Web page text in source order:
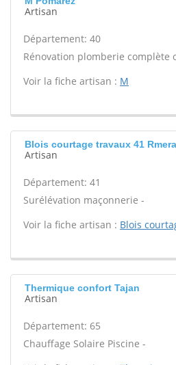
Artisan
Département: 40
Rénovation plomberie complète
Voir la fiche artisan : M
Blois courtage travaux 41
Artisan
Département: 41
Surélévation maçonnerie -
Voir la fiche artisan : Blois
Thermique confort Tajan
Artisan
Département: 65
Chauffage Solaire Piscine -